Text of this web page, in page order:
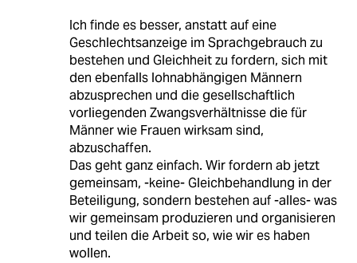
Ich finde es besser, anstatt auf eine
Geschlechtsanzeige im Sprachgebrauch zu
bestehen und Gleichheit zu fordern, sich mit
den ebenfalls lohnabhängigen Männern
abzusprechen und die gesellschaftlich
vorliegenden Zwangsverhältnisse die für
Männer wie Frauen wirksam sind,
abzuschaffen.
Das geht ganz einfach. Wir fordern ab jetzt
gemeinsam, -keine- Gleichbehandlung in der
Beteiligung, sondern bestehen auf -alles- was
wir gemeinsam produzieren und organisieren
und teilen die Arbeit so, wie wir es haben
wollen.